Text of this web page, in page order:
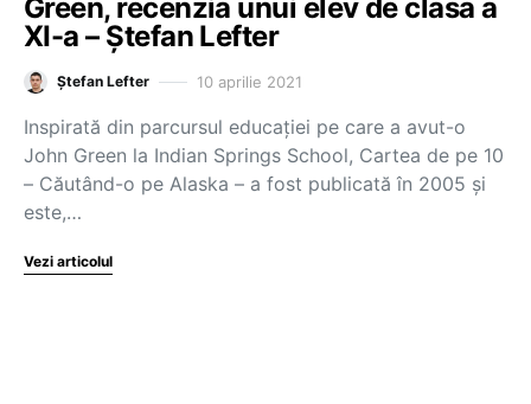
Green, recenzia unui elev de clasa a
XI-a – Ștefan Lefter
Ștefan Lefter 10 aprilie 2021
Inspirată din parcursul educației pe care a avut-o
John Green la Indian Springs School, Cartea de pe 10
– Căutând-o pe Alaska – a fost publicată în 2005 și
este,…
Vezi articolul